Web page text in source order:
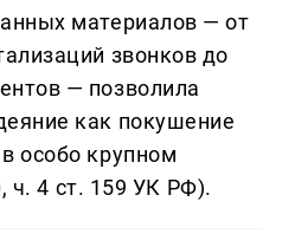
материалов — от
звонков до
— позволила
как покушение
особо крупном
ч. 4 ст. 159 УК РФ).